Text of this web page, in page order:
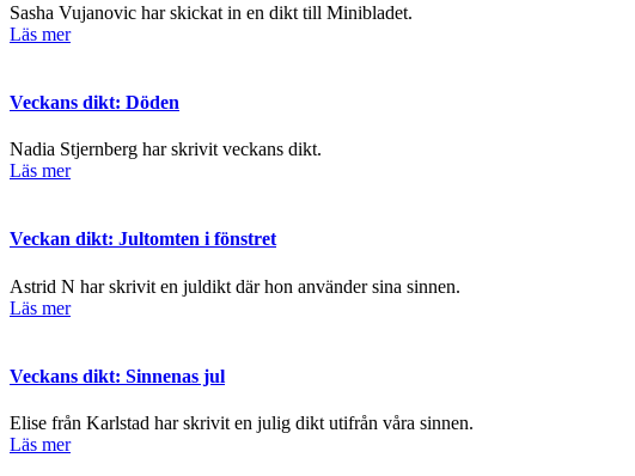
Sasha Vujanovic har skickat in en dikt till Minibladet.
Läs mer
Veckans dikt: Döden
Nadia Stjernberg har skrivit veckans dikt.
Läs mer
Veckan dikt: Jultomten i fönstret
Astrid N har skrivit en juldikt där hon använder sina sinnen.
Läs mer
Veckans dikt: Sinnenas jul
Elise från Karlstad har skrivit en julig dikt utifrån våra sinnen.
Läs mer